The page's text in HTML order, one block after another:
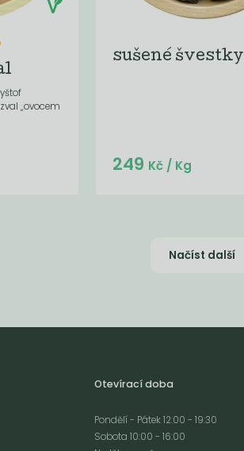
„ovocem
sušené švestky
Do košíku:
249 Kč / Kg
Načíst další
Otevírací doba
Pondělí - Pátek 12:00 - 19:30
Sobota 10:00 - 16:00